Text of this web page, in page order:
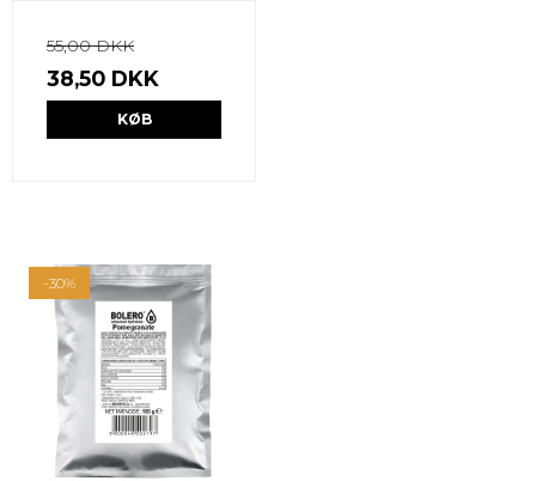
55,00 DKK
38,50 DKK
KØB
-30%